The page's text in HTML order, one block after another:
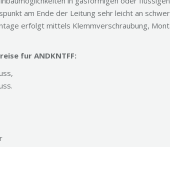
am Ende der Leitung sehr leicht an
erfolgt mittels Klemmverschraubung,
fur ANDKNTFF: